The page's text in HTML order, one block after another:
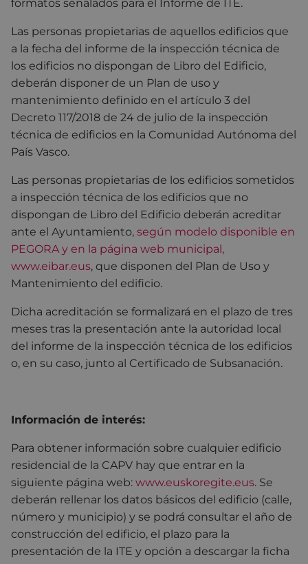
formatos señalados para el Informe de ITE.
Las personas propietarias de aquellos edificios que
a la fecha del informe de la inspección técnica de
los edificios no dispongan de Libro del Edificio,
deberán disponer de un Plan de uso y
mantenimiento definido en el artículo 3 del
Decreto 117/2018 de 24 de julio de la inspección
técnica de edificios en la Comunidad Autónoma del
País Vasco.
Las personas propietarias de los edificios sometidos
a inspección técnica de los edificios que no
dispongan de Libro del Edificio deberán acreditar
ante el Ayuntamiento, según modelo disponible en
PEGORA y en la página web municipal,
www.eibar.eus, que disponen del Plan de Uso y
Mantenimiento del edificio.
Dicha acreditación se formalizará en el plazo de tres
meses tras la presentación ante la autoridad local
del informe de la inspección técnica de los edificios
o, en su caso, junto al Certificado de Subsanación.
Información de interés:
Para obtener información sobre cualquier edificio
residencial de la CAPV hay que entrar en la
siguiente página web: www.euskoregite.eus. Se
deberán rellenar los datos básicos del edificio (calle,
número y municipio) y se podrá consultar el año de
construcción del edificio, el plazo para la
presentación de la ITE y opción a descargar la ficha